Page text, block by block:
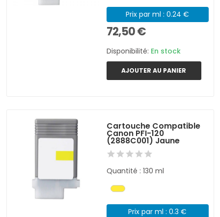
Prix par ml : 0.24 €
72,50 €
Disponibilité: En stock
AJOUTER AU PANIER
Cartouche Compatible
Canon PFI-120
(2888C001) Jaune
Quantité : 130 ml
Prix par ml : 0.3 €